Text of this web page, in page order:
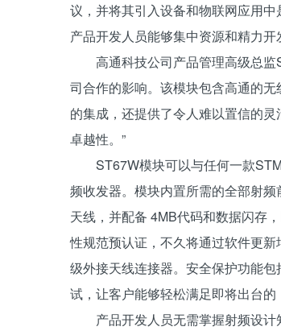
议，并将其引入设备和物联网应用
产品开发人员能够集中资源和精力
高通科技公司产品管理高级总
司合作的影响。该模块包含高通的
的集成，还提供了令人难以置信的
卓越性。”
ST67W模块可以与任何一款
频收发器。模块内置所需的全部射
天线，并配备 4MB代码和数据闪存
性规范预认证，不久将通过软件更
级外接天线连接器。安全保护功能
试，让客户能够轻松满足即将出台的
产品开发人员无需掌握射频设